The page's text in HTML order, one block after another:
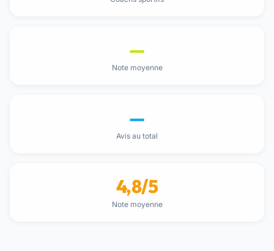
—
Note moyenne
—
Avis au total
4,8/5
Note moyenne